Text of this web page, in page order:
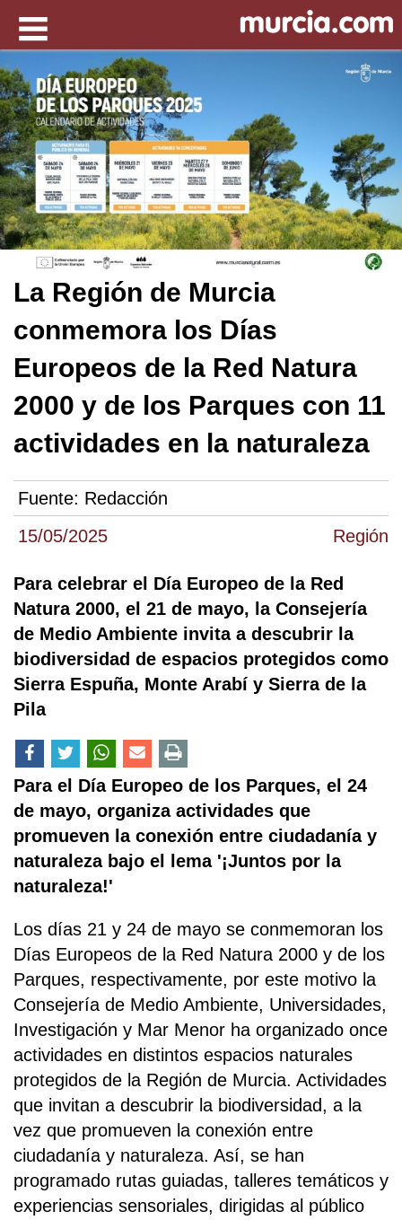
15/05/2025 Región
La Región de Murcia
conmemora los Días
Europeos de la Red Natura
2000 y de los Parques con 11
actividades en la naturaleza
Fuente: Redacción
Para celebrar el Día Europeo de la Red
Natura 2000, el 21 de mayo, la Consejería
de Medio Ambiente invita a descubrir la
biodiversidad de espacios protegidos como
Sierra Espuña, Monte Arabí y Sierra de la
Pila
Para el Día Europeo de los Parques, el 24
de mayo, organiza actividades que
promueven la conexión entre ciudadanía y
naturaleza bajo el lema '¡Juntos por la
naturaleza!'
Los días 21 y 24 de mayo se conmemoran los
Días Europeos de la Red Natura 2000 y de los
Parques, respectivamente, por este motivo la
Consejería de Medio Ambiente, Universidades,
Investigación y Mar Menor ha organizado once
actividades en distintos espacios naturales
protegidos de la Región de Murcia. Actividades
que invitan a descubrir la biodiversidad, a la
vez que promueven la conexión entre
ciudadanía y naturaleza. Así, se han
programado rutas guiadas, talleres temáticos y
experiencias sensoriales, dirigidas al público